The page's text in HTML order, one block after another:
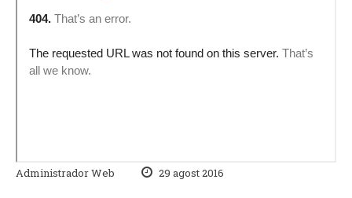
Administrador Web 29 agost 2016